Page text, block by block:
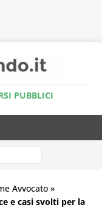
PUBBLICI
Avvocato »
e casi svolti per la